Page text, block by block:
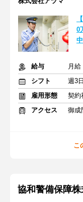
0
給与
月給
シフト
週3
雇用形態
契約
アクセス
御成
こ
協和警備保障